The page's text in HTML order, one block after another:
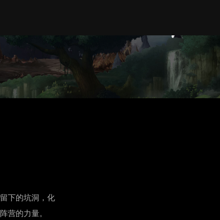
下的坑洞，化
营的力量。